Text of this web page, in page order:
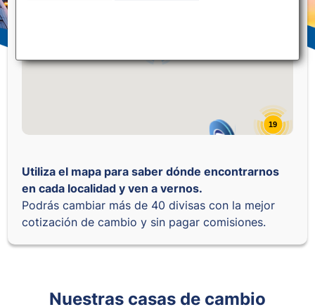
19
Utiliza el mapa para saber dónde encontrarnos
en cada localidad y ven a vernos.
Podrás cambiar más de 40 divisas con la mejor
cotización de cambio y sin pagar comisiones.
Nuestras casas de cambio